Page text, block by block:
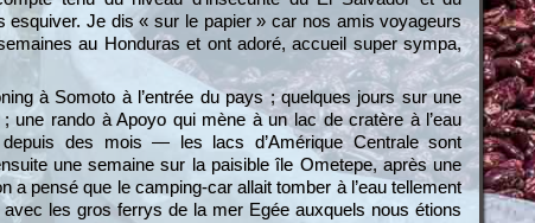
esquiver. Je dis « sur le papier » car nos amis voyageurs
au Honduras et ont adoré, accueil super sympa,
à Somoto à l’entrée du pays ; quelques jours sur une
une rando à Apoyo qui mène à un lac de cratère à l’eau
des mois — les lacs d’Amérique Centrale sont
une semaine sur la paisible île Ometepe, après une
pensé que le camping-car allait tomber à l’eau tellement
les gros ferrys de la mer Egée auxquels nous étions